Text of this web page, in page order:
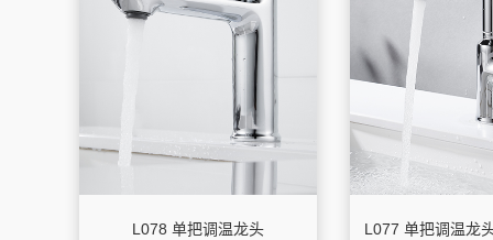
L078 单把调温龙头 L077 单把调温龙